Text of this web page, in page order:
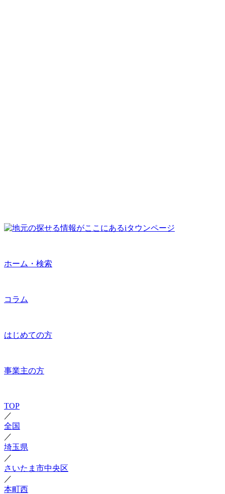
ホーム・検索
コラム
はじめての方
事業主の方
TOP
／
全国
／
埼玉県
／
さいたま市中央区
／
本町西